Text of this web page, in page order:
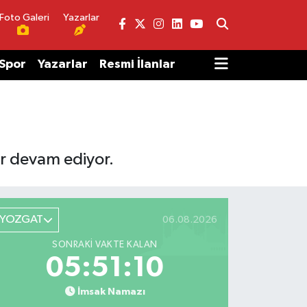
Foto Galeri Yazarlar
Yazarlar Resmi İlanlar
devam ediyor.
YOZGAT 06.08.2026
SONRAKI VAKTE KALAN
05:51:10
İmsak Namazı